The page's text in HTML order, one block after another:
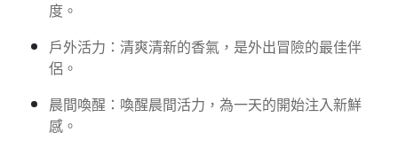
度。
戶外活力：清爽清新的香氣，是外出冒險的最佳伴
侶。
晨間喚醒：喚醒晨間活力，為一天的開始注入新鮮
感。